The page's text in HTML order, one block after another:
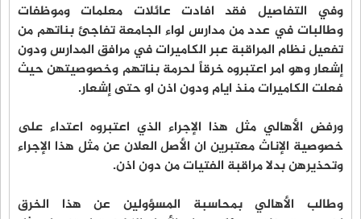
وفي التفاصيل فقد افادت عائلات معلمات وموظفات
وطالبات في عدد من مدارس لواء الجامعة تفاجئ بناتهم من
تفعيل نظام المراقبة عبر الكاميرات في مرافق المدارس ودون
إشعار وهو امر اعتبروه خرقاً لحرمة بناتهم وخصوصيتهن حيث
فعلت الكاميرات منذ ايام ودون اذن او حتى إشعار.
ورفض الأهالي مثل هذا الإجراء الذي اعتبروه اعتداء على
خصوصية الإناث معتبرين ان الأصل العلان عن مثل هذا الإجراء
وتحذيرهن بدلا مراقبة الفتيات من دون اذن.
وطالب الأهالي بمحاسبة المسؤولين عن هذا الخرق